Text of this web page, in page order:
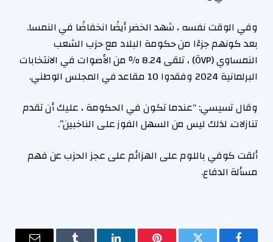
وفي الوقت نفسه ، شهد الخضر أيضًا انخفاضًا في النمسا.
بعد كونهم جزءًا من حكومة البلاد مع حزب الشعب
النمساوي (ÖVP) ، تلقى 8.24 ٪ من الأصوات في الانتخابات
البرلمانية 2024 وفقدوا 10 مقاعد في المجلس الوطني.
وقال تسيسي: “عندما تكون في الحكومة ، عليك أن تقدم
تنازلات. لذلك ليس من السهل الفوز على الناخبين”.
ألقت كوفي باللوم على الهزائم على عجز الحزب عن فهم
مسألة الدفاع.